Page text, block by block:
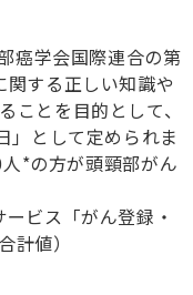
癌学会国際連合の第
する正しい知識や
ことを目的として、
」として定められま
*の方が頭頸部がん
ビス「がん登録・
計値）